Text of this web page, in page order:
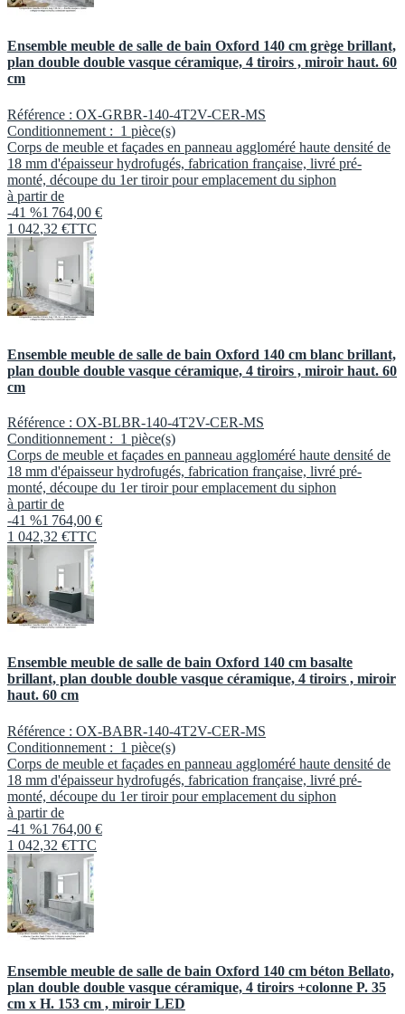
Ensemble meuble de salle de bain Oxford 140 cm grège brillant,
plan double double vasque céramique, 4 tiroirs , miroir haut. 60
cm
Référence : OX-GRBR-140-4T2V-CER-MS
Conditionnement : 1 pièce(s)
Corps de meuble et façades en panneau aggloméré haute densité de
18 mm d'épaisseur hydrofugés, fabrication française, livré pré-
monté, découpe du 1er tiroir pour emplacement du siphon
à partir de
-41 %1 764,00 €
1 042,32 €TTC
Ensemble meuble de salle de bain Oxford 140 cm blanc brillant,
plan double double vasque céramique, 4 tiroirs , miroir haut. 60
cm
Référence : OX-BLBR-140-4T2V-CER-MS
Conditionnement : 1 pièce(s)
Corps de meuble et façades en panneau aggloméré haute densité de
18 mm d'épaisseur hydrofugés, fabrication française, livré pré-
monté, découpe du 1er tiroir pour emplacement du siphon
à partir de
-41 %1 764,00 €
1 042,32 €TTC
Ensemble meuble de salle de bain Oxford 140 cm basalte
brillant, plan double double vasque céramique, 4 tiroirs , miroir
haut. 60 cm
Référence : OX-BABR-140-4T2V-CER-MS
Conditionnement : 1 pièce(s)
Corps de meuble et façades en panneau aggloméré haute densité de
18 mm d'épaisseur hydrofugés, fabrication française, livré pré-
monté, découpe du 1er tiroir pour emplacement du siphon
à partir de
-41 %1 764,00 €
1 042,32 €TTC
Ensemble meuble de salle de bain Oxford 140 cm béton Bellato,
plan double double vasque céramique, 4 tiroirs +colonne P. 35
cm x H. 153 cm , miroir LED